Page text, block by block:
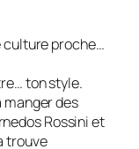
culture proche…
ton style.
manger des
Rossini et
trouve